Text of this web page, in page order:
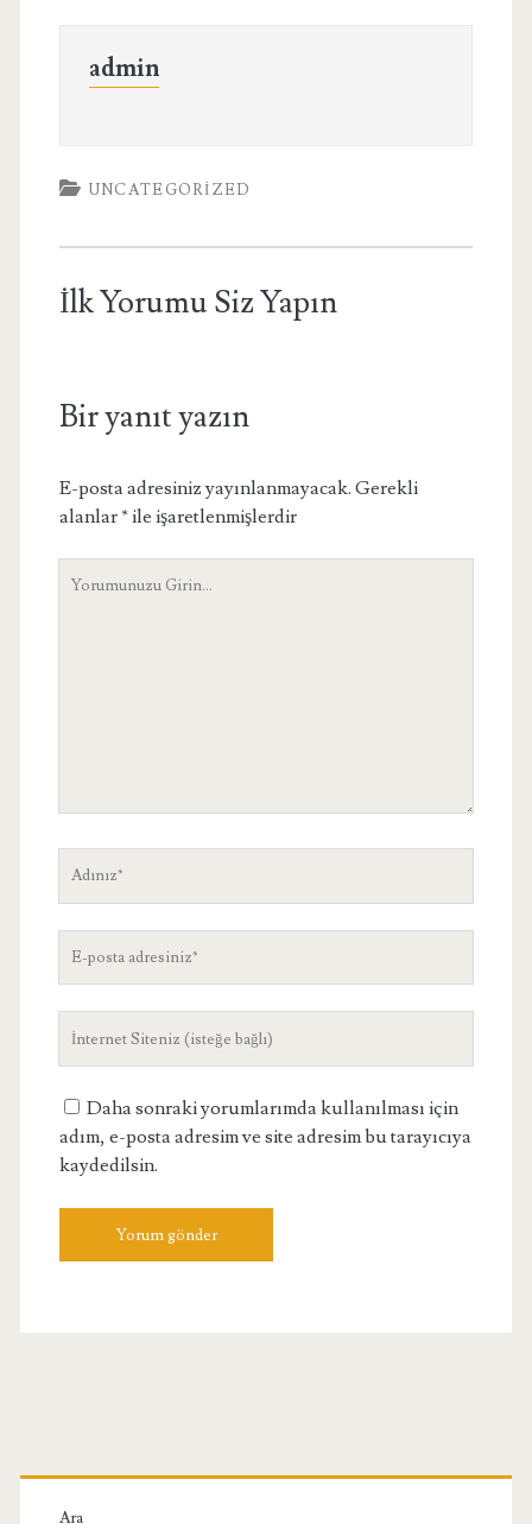
admin
UNCATEGORIZED
İlk Yorumu Siz Yapın
Bir yanıt yazın
E-posta adresiniz yayınlanmayacak. Gerekli
alanlar*ile işaretlenmişlerdir
Yorumunuz
posta
Site
Daha sonraki yorumlarımda kullanılması için
adım, e-posta adresim ve site adresim bu tarayıcıya
kaydedilsin.
Birincil
Ara